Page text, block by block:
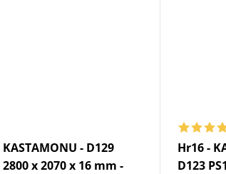
- D129
2800 x 2070 x 16 mm -
Hr16 -
D123